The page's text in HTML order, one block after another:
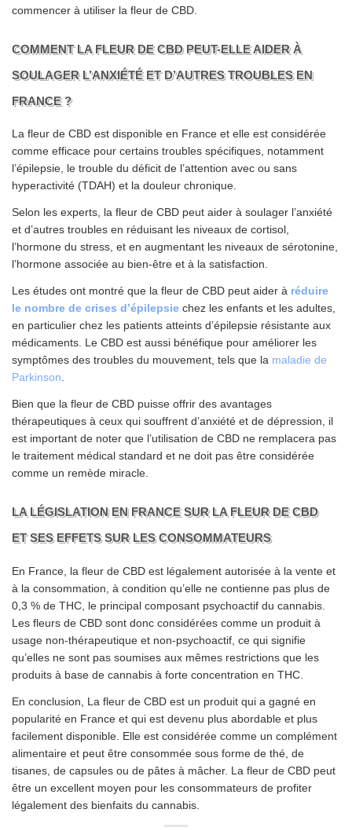
commencer à utiliser la fleur de CBD.
COMMENT LA FLEUR DE CBD PEUT-ELLE AIDER À
SOULAGER L’ANXIÉTÉ ET D’AUTRES TROUBLES EN
FRANCE ?
La fleur de CBD est disponible en France et elle est considérée
comme efficace pour certains troubles spécifiques, notamment
l’épilepsie, le trouble du déficit de l’attention avec ou sans
hyperactivité (TDAH) et la douleur chronique.
Selon les experts, la fleur de CBD peut aider à soulager l’anxiété
et d’autres troubles en réduisant les niveaux de cortisol,
l’hormone du stress, et en augmentant les niveaux de sérotonine,
l’hormone associée au bien-être et à la satisfaction.
Les études ont montré que la fleur de CBD peut aider à réduire
le nombre de crises d’épilepsie chez les enfants et les adultes,
en particulier chez les patients atteints d’épilepsie résistante aux
médicaments. Le CBD est aussi bénéfique pour améliorer les
symptômes des troubles du mouvement, tels que la maladie de
Parkinson
Bien que la fleur de CBD puisse offrir des avantages
thérapeutiques à ceux qui souffrent d’anxiété et de dépression, il
est important de noter que l’utilisation de CBD ne remplacera pas
le traitement médical standard et ne doit pas être considérée
comme un remède miracle.
LA LÉGISLATION EN FRANCE SUR LA FLEUR DE CBD
ET SES EFFETS SUR LES CONSOMMATEURS
En France, la fleur de CBD est légalement autorisée à la vente et
à la consommation, à condition qu’elle ne contienne pas plus de
0,3 % de THC, le principal composant psychoactif du cannabis.
Les fleurs de CBD sont donc considérées comme un produit à
usage non-thérapeutique et non-psychoactif, ce qui signifie
qu’elles ne sont pas soumises aux mêmes restrictions que les
produits à base de cannabis à forte concentration en THC.
En conclusion, La fleur de CBD est un produit qui a gagné en
popularité en France et qui est devenu plus abordable et plus
facilement disponible. Elle est considérée comme un complément
alimentaire et peut être consommée sous forme de thé, de
tisanes, de capsules ou de pâtes à mâcher. La fleur de CBD peut
être un excellent moyen pour les consommateurs de profiter
légalement des bienfaits du cannabis.